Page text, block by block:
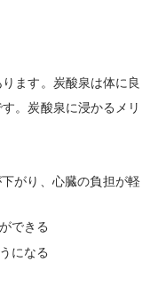
ます。炭酸泉は体に良
。炭酸泉に浸かるメリ
がり、心臓の負担が軽
できる
になる